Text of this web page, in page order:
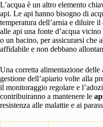
L’acqua è un altro elemento
api. Le api hanno bisogno di
temperatura dell’arnia e diluire
alle api una fonte d’acqua
o un bacino, per assicurarsi che
affidabile e non debbano
Una corretta alimentazione delle
gestione dell’apiario volte alla
il monitoraggio regolare e
contribuiranno a mantenere le
resistenza alle malattie e ai